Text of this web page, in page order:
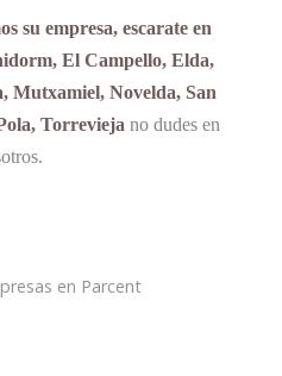
su empresa, escarate en
El Campello, Elda,
Mutxamiel, Novelda, San
Torrevieja no dudes en
en Parcent